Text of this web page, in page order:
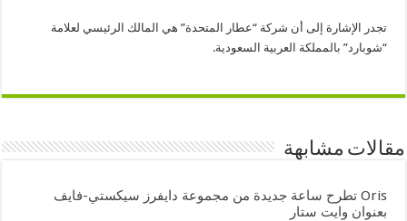
تجدر الإشارة إلى أن شركة “عطار المتحدة” هي المالك الرئيسي لعلامة
“شوبارد” بالمملكة العربية السعودية.
مقالات مشابهة
Oris تطرح ساعة جديدة من مجموعة دايفرز سيكستي-فايف
بعنوان وايت ستار